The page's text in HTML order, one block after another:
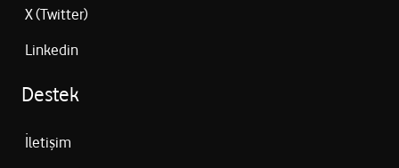
X (Twitter)
Linkedin
Destek
İletişim